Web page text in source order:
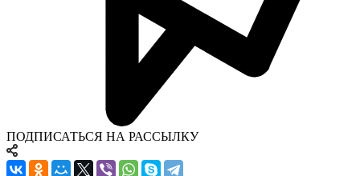
ПОДПИСАТЬСЯ НА РАССЫЛКУ